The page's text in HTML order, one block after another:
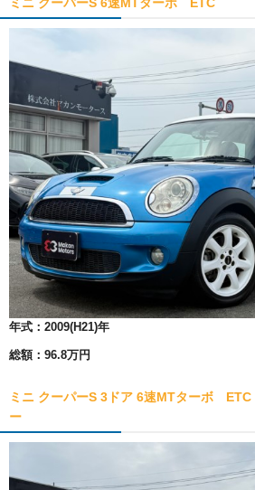
ミニ クーパーS 6速MTターボ ETC
年式： 2009(H21)年
総額： 96.8万円
ミニ クーパーS 3ドア 6速MTターボ
ー